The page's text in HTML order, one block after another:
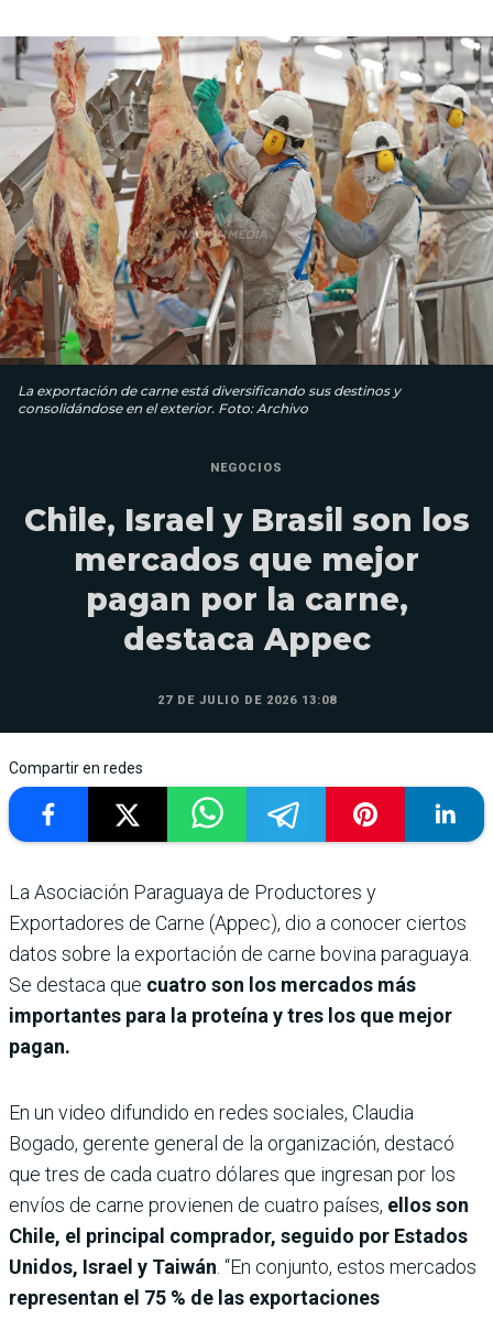
La exportación de carne está diversificando sus destinos y
consolidándose en el exterior. Foto: Archivo
NEGOCIOS
Chile, Israel y Brasil son los
mercados que mejor
pagan por la carne,
destaca Appec
27 DE JULIO DE 2026 13:08
Compartir en redes
La Asociación Paraguaya de Productores y
Exportadores de Carne (Appec), dio a conocer ciertos
datos sobre la exportación de carne bovina paraguaya.
Se destaca que cuatro son los mercados más
importantes para la proteína y tres los que mejor
pagan.
En un video difundido en redes sociales, Claudia
Bogado, gerente general de la organización, destacó
que tres de cada cuatro dólares que ingresan por los
envíos de carne provienen de cuatro países, ellos son
Chile, el principal comprador, seguido por Estados
Unidos, Israel y Taiwán. “En conjunto, estos mercados
representan el 75 % de las exportaciones